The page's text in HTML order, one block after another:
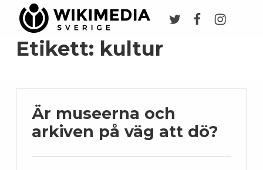
Etikett: kultur
Är museerna och
arkiven på väg att dö?